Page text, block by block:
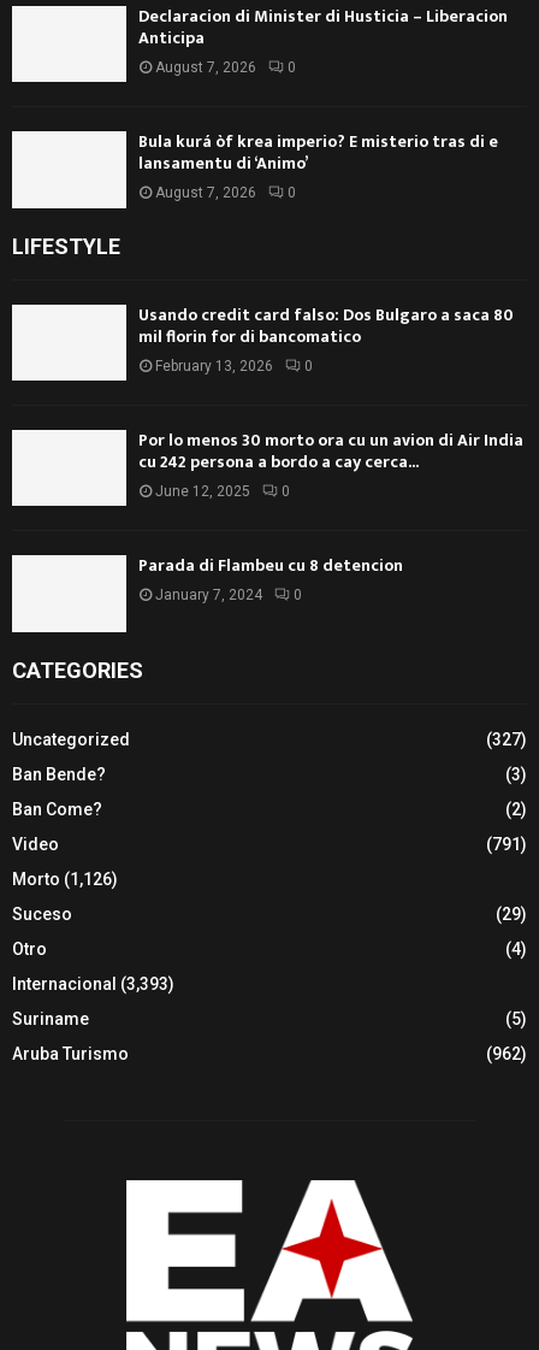
Declaracion di Minister di Husticia – Liberacion
Anticipa
August 7, 2026 0
Bula kurá òf krea imperio? E misterio tras di e
lansamentu di ‘Animo’
August 7, 2026 0
LIFESTYLE
Usando credit card falso: Dos Bulgaro a saca 80
mil florin for di bancomatico
February 13, 2026 0
Por lo menos 30 morto ora cu un avion di Air India
cu 242 persona a bordo a cay cerca...
June 12, 2025 0
Parada di Flambeu cu 8 detencion
January 7, 2024 0
CATEGORIES
Uncategorized
(327)
Ban Bende?
(3)
Ban Come?
(2)
Video
(791)
Morto (1,126)
Suceso
(29)
Otro
(4)
Internacional (3,393)
Suriname
(5)
Aruba Turismo
(962)